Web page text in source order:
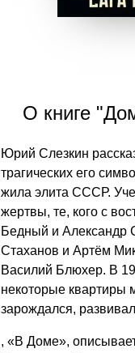
О книге
Юрий Слезкин
трагических его
жила элита СССР.
жертвы, те, кого с
Бедный и Александр
Стаханов и Артём
Василий Блюхер. В
некоторые квартиры
зарождался,
, «В Доме»,